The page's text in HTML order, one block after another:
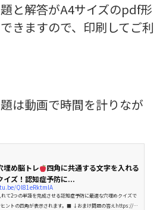
と解答がA4サイズのpdf形
きますので、印刷してご利
は動画で時間を計りなが
埋め脳トレ
四角に共通する文字を入れる
イズ！認知症予防に...
Ql81eRktmIA
て2つの単語を完成させる認知症予防に最適な穴埋めクイズで
ヒントの四角が表示されます。■ ↓おまけ問題の答えhttps://yo